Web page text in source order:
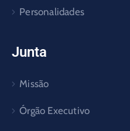
Personalidades
Junta
Missão
Órgão Executivo